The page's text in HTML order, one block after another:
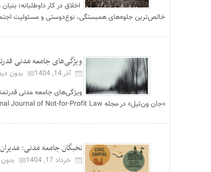
اخلاق در کار داوطلبانه؛
خالص‌ترین جلوه‌های همبستگی، نوع‌دوستی و مسئولیت
ویژگی‌های جامعه مدنی قدرتمند | ۹ شاخص برای سنجش
آذر 14, 1404
بدون
«جان ون‌تیل» در مجله International Journal of Not-for-Profit Law جامعه مدنی یکی ا...
نخبگان جامعه مدنی:
خرداد 17, 1404